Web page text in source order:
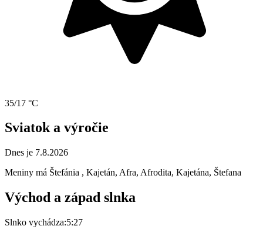
35/17 °C
Sviatok a výročie
Dnes je 7.8.2026
Meniny má Štefánia , Kajetán, Afra, Afrodita, Kajetána, Štefana
Východ a západ slnka
Slnko vychádza:5:27